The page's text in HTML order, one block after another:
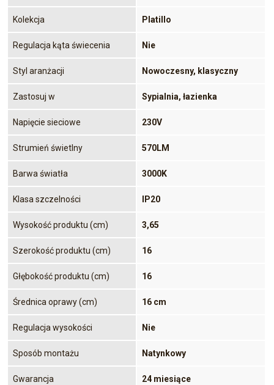
Kolekcja Platillo
Regulacja kąta świecenia Nie
Styl aranżacji Nowoczesny, klasyczny
Zastosuj w Sypialnia, łazienka
Napięcie sieciowe 230V
Strumień świetlny 570LM
Barwa światła 3000K
Klasa szczelności IP20
Wysokość produktu (cm) 3,65
Szerokość produktu (cm) 16
Głębokość produktu (cm) 16
Średnica oprawy (cm) 16 cm
Regulacja wysokości Nie
Sposób montażu Natynkowy
Gwarancja 24 miesiące